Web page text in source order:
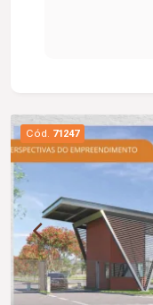
Cód. 71247